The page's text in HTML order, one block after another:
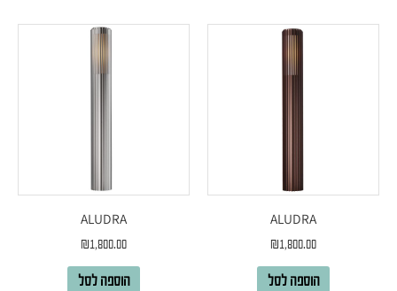
ALUDRA
₪1,800.00
הוספה לסל
ALUDRA
₪1,800.00
הוספה לסל